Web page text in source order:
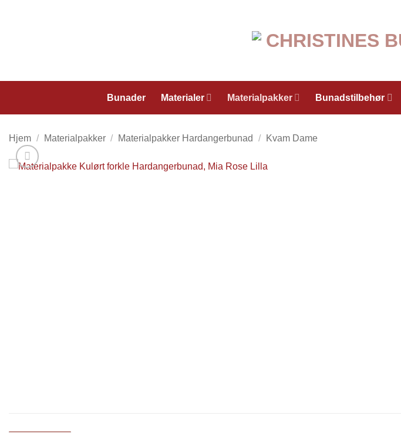
Bunader Materialer Materialpakker Bunadstilbehør
Hjem / Materialpakker / Materialpakker Hardangerbunad / Kvam Dame